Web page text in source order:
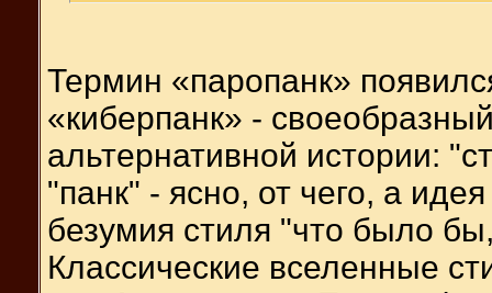
Термин «паропанк»
«киберпанк» -
альтернативной истории:
"панк" - ясно, от чего, а
безумия стиля "что было
Классические вселенные